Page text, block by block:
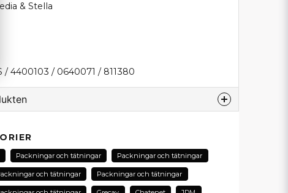
& Stella
/ 4400103 / 0640071 / 811380
Packningar och tätningar Packningar och tätningar
och tätningar Packningar och tätningar